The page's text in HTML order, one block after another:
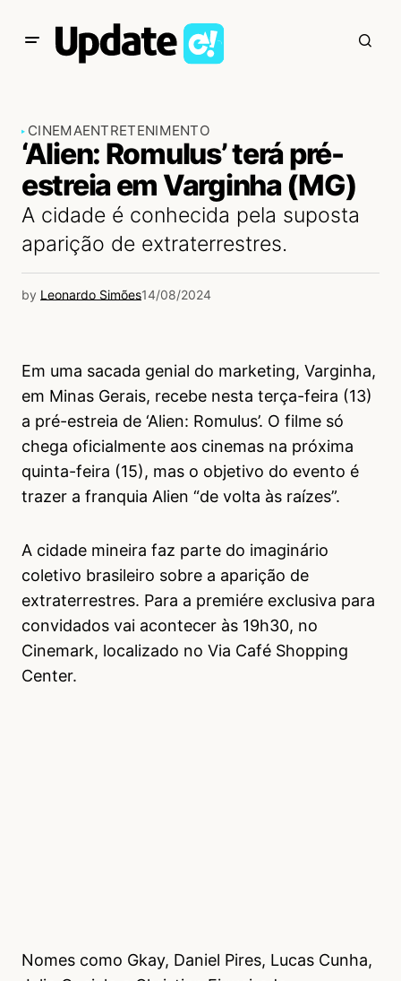
CINEMAENTRETENIMENTO
‘Alien: Romulus’ terá pré-
estreia em Varginha (MG)
A cidade é conhecida pela suposta
aparição de extraterrestres.
by Leonardo Simões14/08/2024
Em uma sacada genial do marketing, Varginha,
em Minas Gerais, recebe nesta terça-feira (13)
a pré-estreia de ‘Alien: Romulus’. O filme só
chega oficialmente aos cinemas na próxima
quinta-feira (15), mas o objetivo do evento é
trazer a franquia Alien “de volta às raízes”.
A cidade mineira faz parte do imaginário
coletivo brasileiro sobre a aparição de
extraterrestres. Para a premiére exclusiva para
convidados vai acontecer às 19h30, no
Cinemark, localizado no Via Café Shopping
Center.
Nomes como Gkay, Daniel Pires, Lucas Cunha,